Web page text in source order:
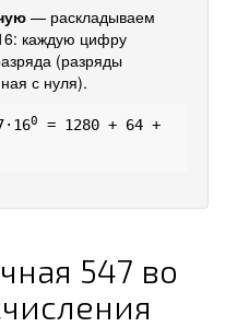
— раскладываем
каждую цифру
(разряды
с нуля).
0
= 1280 + 64 +
547 во